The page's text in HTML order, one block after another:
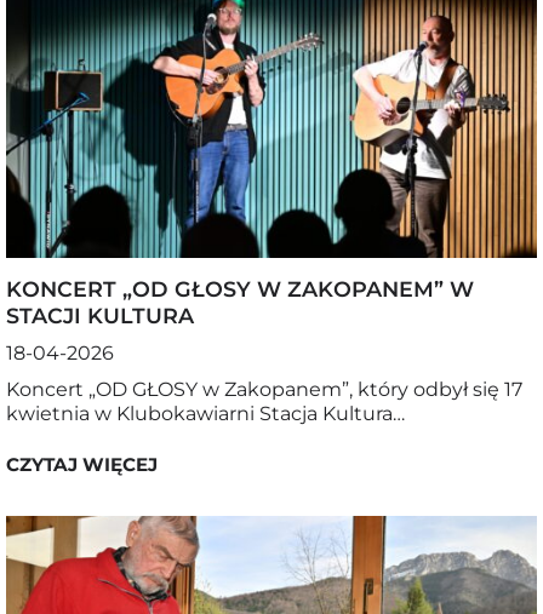
KONCERT „OD GŁOSY W ZAKOPANEM” W
STACJI KULTURA
18-04-2026
Koncert „OD GŁOSY w Zakopanem”, który odbył się 17
kwietnia w Klubokawiarni Stacja Kultura…
CZYTAJ WIĘCEJ